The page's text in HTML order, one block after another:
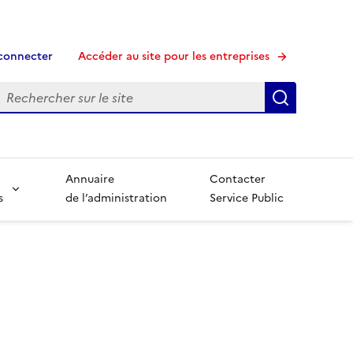
Accéder au site pour les entreprises
Annuaire
de l’administration
Contacter
Service Public